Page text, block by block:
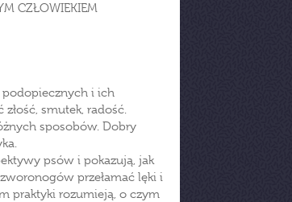
CZŁOWIEKIEM
podopiecznych i ich
smutek, radość.
sposobów. Dobry
psów i pokazują, jak
przełamać lęki i
praktyki rozumieją, o czym